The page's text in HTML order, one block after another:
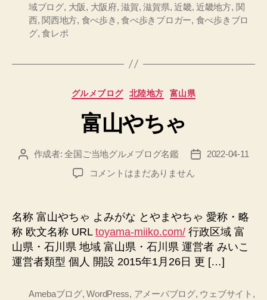
域ブログ, 大阪, 大阪府,滋賀,滋賀県, 近畿, 近畿地方, 関
西, 関西地方, 食べ歩き ,食べ歩きブロガー, 食べ歩きブロ
グ,食レポ
カ
ゴ
リ
グルメブログ 北陸地方 富山県
富山やちゃ
投 作成者:全国ご当地グルメブログ名鑑
投
2022-04-11
富
ゃ
へ
の
コメントはまだありません
名称 富山やちゃ よみがな とやまやちゃ 愛称・略
称 欧文名称 URL toyama-miiko.com/ 行政区域 富
山県・石川県 地域 富山県・石川県 運営者 みいこ
運営者類型 個人 開設 2015年1月26日 更 […]
Amebaブログ,WordPress, アメーバブログ, ウェブサイト ,